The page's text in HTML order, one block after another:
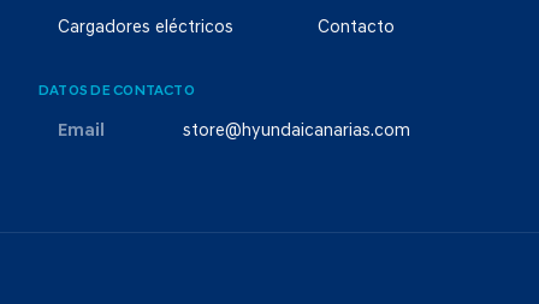
Cargadores eléctricos Contacto
DATOS DE CONTACTO
Email store@hyundaicanarias.com